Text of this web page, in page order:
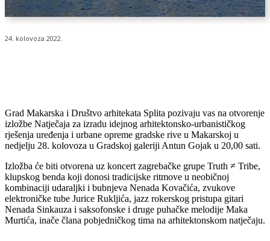
24. kolovoza 2022.
Grad Makarska i Društvo arhitekata Splita pozivaju vas na otvorenje
izložbe Natječaja za izradu idejnog arhitektonsko-urbanističkog
rješenja uređenja i urbane opreme gradske rive u Makarskoj u
nedjelju 28. kolovoza u Gradskoj galeriji Antun Gojak u 20,00 sati.
Izložba će biti otvorena uz koncert zagrebačke grupe Truth ≠ Tribe,
klupskog benda koji donosi tradicijske ritmove u neobičnoj
kombinaciji udaraljki i bubnjeva Nenada Kovačića, zvukove
elektroničke tube Jurice Rukljića, jazz rokerskog pristupa gitari
Nenada Sinkauza i saksofonske i druge puhačke melodije Maka
Murtića, inače člana pobjedničkog tima na arhitektonskom natječaju.